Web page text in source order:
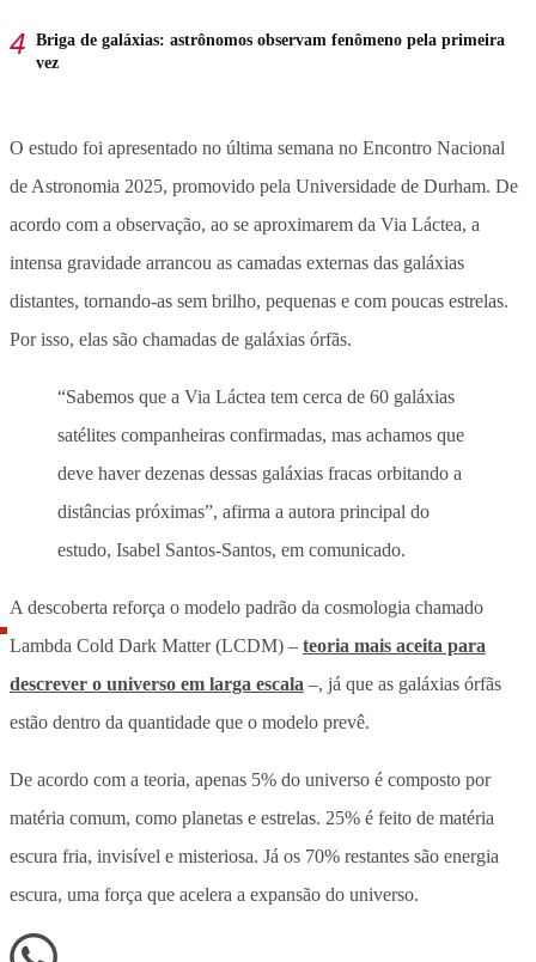
Briga de galáxias: astrônomos observam fenômeno pela primeira
vez
O estudo foi apresentado no última semana no Encontro Nacional
de Astronomia 2025, promovido pela Universidade de Durham. De
acordo com a observação, ao se aproximarem da Via Láctea, a
intensa gravidade arrancou as camadas externas das galáxias
distantes, tornando-as sem brilho, pequenas e com poucas estrelas.
Por isso, elas são chamadas de galáxias órfãs.
“Sabemos que a Via Láctea tem cerca de 60 galáxias
satélites companheiras confirmadas, mas achamos que
deve haver dezenas dessas galáxias fracas orbitando a
distâncias próximas”, afirma a autora principal do
estudo, Isabel Santos-Santos, em comunicado.
A descoberta reforça o modelo padrão da cosmologia chamado
Lambda Cold Dark Matter (LCDM) – teoria mais aceita para
descrever o universo em larga escala –, já que as galáxias órfãs
estão dentro da quantidade que o modelo prevê.
De acordo com a teoria, apenas 5% do universo é composto por
matéria comum, como planetas e estrelas. 25% é feito de matéria
escura fria, invisível e misteriosa. Já os 70% restantes são energia
escura, uma força que acelera a expansão do universo.